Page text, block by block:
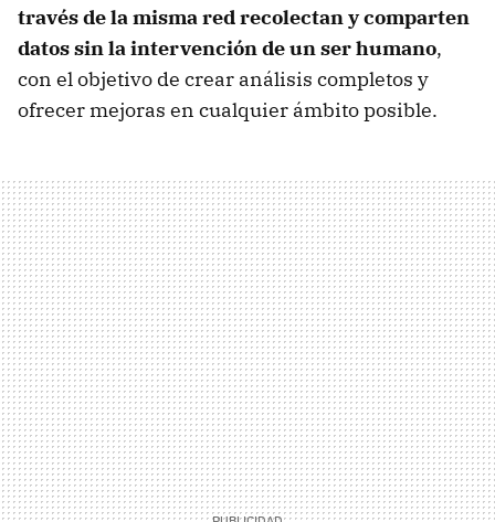
través de la misma red recolectan y comparten
datos sin la intervención de un ser humano,
con el objetivo de crear análisis completos y
ofrecer mejoras en cualquier ámbito posible.